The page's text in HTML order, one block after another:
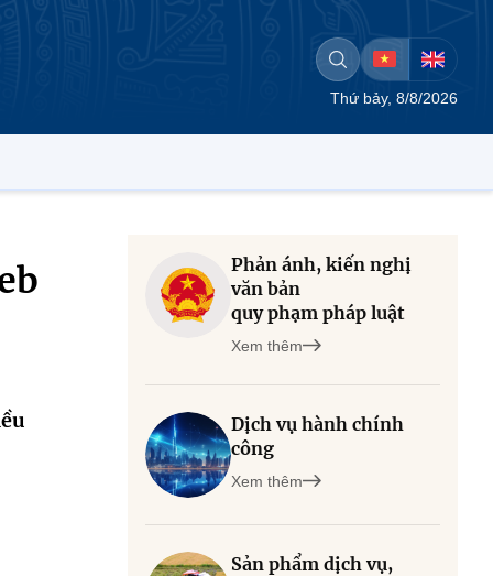
Thứ bảy, 8/8/2026
Phản ánh, kiến nghị
văn bản
quy phạm pháp luật
Xem thêm
Dịch vụ hành chính
công
Xem thêm
Sản phẩm dịch vụ,